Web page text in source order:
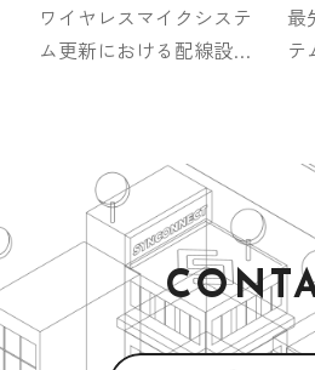
ワイヤレスマイクシステ
ム更新における配線設
ステム一式の更新プロジ
ェクトに参画いたしまし
た。本件は、パートナー
企業様を通じて、技術支
援および施工を担当した
事例です。
最
テ